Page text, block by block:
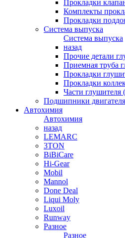
Прокладки
Комплекты
Прокладки
Система выпуска
Система выпуска
назад
Прочие детали
Приемная труба
Прокладки
Прокладки
Части глушителя
Подшипники двигателя
Автохимия
Автохимия
назад
LEMARC
3TON
BiBiCare
Hi-Gear
Mobil
Mannol
Done Deal
Liqui Moly
Luxoil
Runway
Разное
Разное